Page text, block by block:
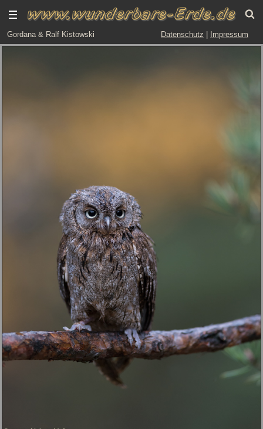
Gordana & Ralf Kistowski Datenschutz Impressum